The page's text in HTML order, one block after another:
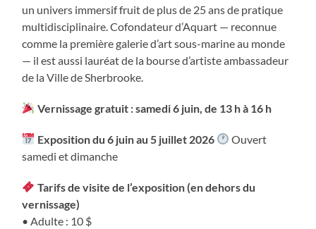
un univers immersif fruit de plus de 25 ans de pratique
multidisciplinaire. Cofondateur d’Aquart — reconnue
comme la première galerie d’art sous-marine au monde
— il est aussi lauréat de la bourse d’artiste ambassadeur
de la Ville de Sherbrooke.
Vernissage gratuit : samedi 6 juin, de 13 h à 16 h
Exposition du 6 juin au 5 juillet 2026
Ouvert
samedi et dimanche
Tarifs de visite de l’exposition (en dehors du
vernissage)
• Adulte : 10 $